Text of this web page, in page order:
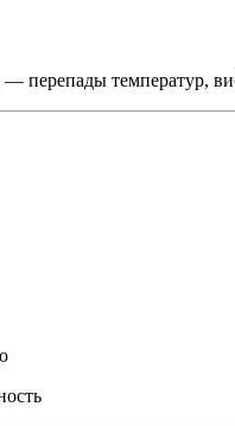
перепады температур,